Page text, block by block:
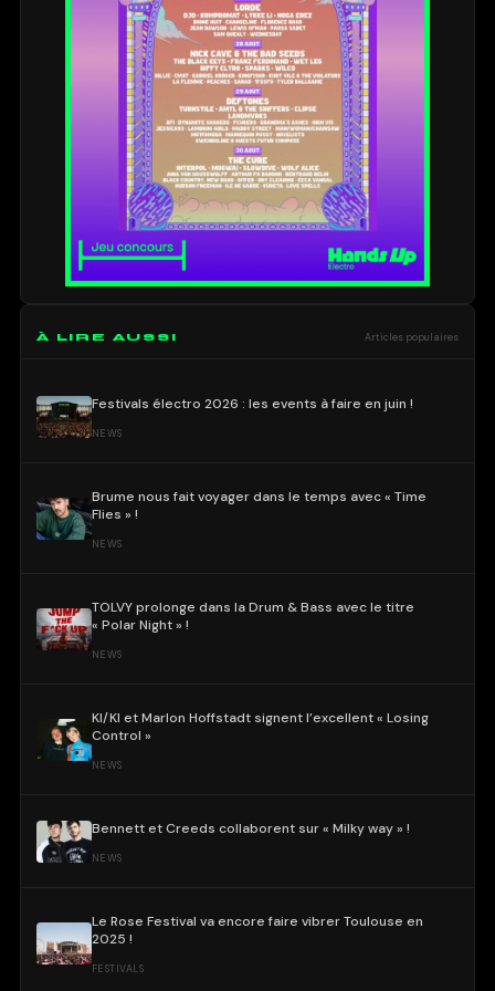
À LIRE AUSSI Articles populaires
Festivals électro 2026 : les events à faire en juin !
NEWS
Brume nous fait voyager dans le temps avec « Time
Flies » !
NEWS
TOLVY prolonge dans la Drum & Bass avec le titre
« Polar Night » !
NEWS
KI/KI et Marlon Hoffstadt signent l’excellent « Losing
Control »
NEWS
Bennett et Creeds collaborent sur « Milky way » !
NEWS
Le Rose Festival va encore faire vibrer Toulouse en
2025 !
FESTIVALS